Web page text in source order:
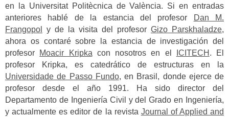
en la Universitat Politècnica de València. Si en entradas
anteriores hablé de la estancia del profesor
Dan M.
Frangopol
y de la visita del profesor Gizo Parskhaladze,
ahora os contaré sobre la estancia de investigación del
profesor
Moacir Kripka con nosotros en el ICITECH . El
profesor Kripka, es catedrático de estructuras en la
Universidade de Passo Fundo, en Brasil, donde ejerce de
profesor desde el año 1991.
Ha sido director del
Departamento de Ingeniería Civil y del Grado en Ingeniería,
y actualmente es editor de la revista Journal of Applied and